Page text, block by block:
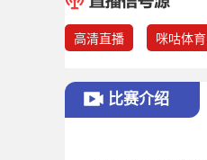
高清直播 咪咕体育
比赛介绍